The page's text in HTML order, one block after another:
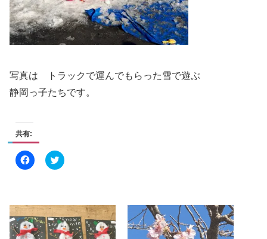
写真は トラックで運んでもらった雪で遊ぶ
静岡っ子たちです。
共有:
F
a
o
k
で
共
有
ク
リ
T
i
t
t